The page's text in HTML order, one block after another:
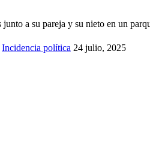
Incidencia política 24 julio, 2025